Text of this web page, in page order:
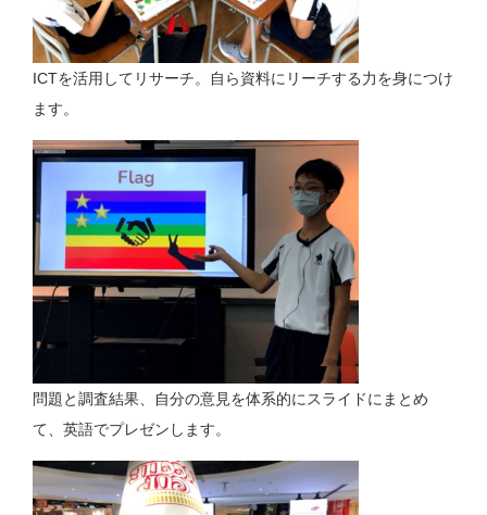
ICTを活用してリサーチ。自ら資料にリーチする力を身につけ
ます。
問題と調査結果、自分の意見を体系的にスライドにまとめ
て、英語でプレゼンします。